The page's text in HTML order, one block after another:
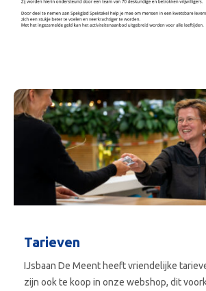
Tarieven
IJsbaan De Meent heeft vriendelijke
zijn ook te koop in onze webshop, dit